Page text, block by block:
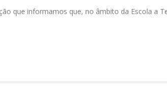
que informamos que, no âmbito da Escola a